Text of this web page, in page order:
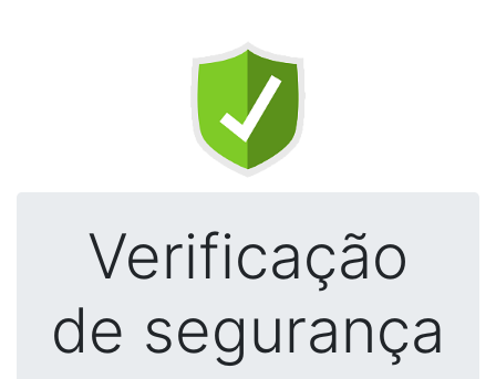
Verificação
de segurança